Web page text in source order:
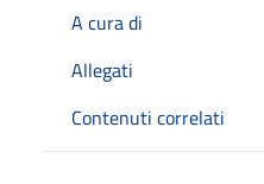
A cura di
Allegati
Contenuti correlati